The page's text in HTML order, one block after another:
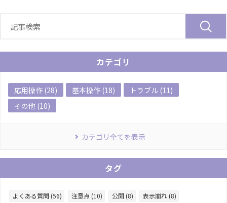
カテゴリ
応用操作 (28) 基本操作 (18)
トラブル (11)
その他 (10)
カテゴリ全てを表示
タグ
よくある質問 (56) 注意点 (10) 公開 (8)
表示崩れ (8)